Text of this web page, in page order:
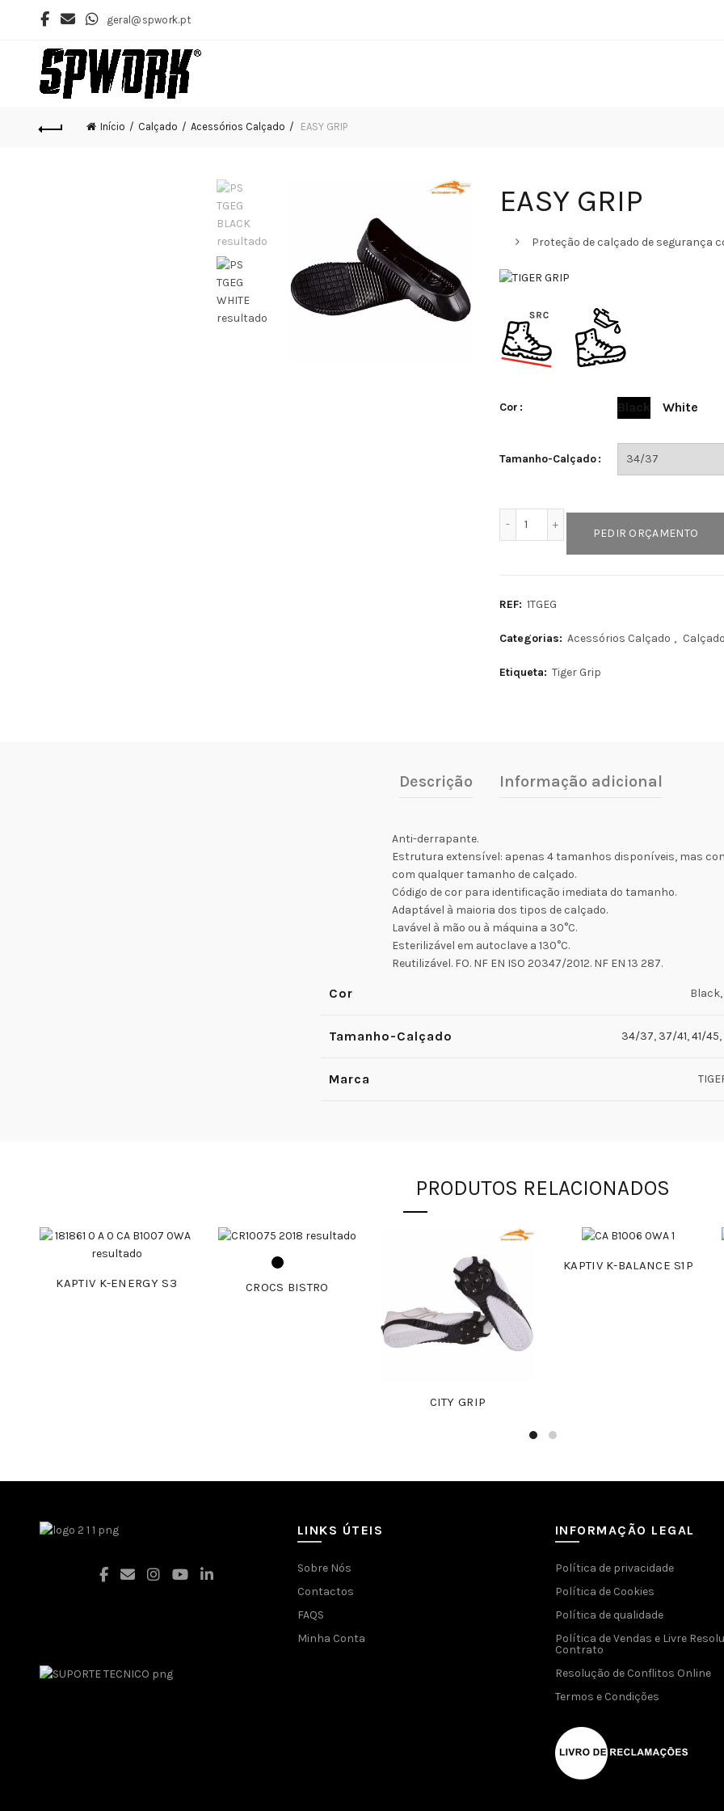
geral@spwork.pt
Início Calçado Acessórios Calçado EASY GRIP
EASY GRIP
Proteção de calçado de segurança
Cor Black White
Tamanho-Calçado
Quantidade de EASY GRIP
PEDIR ORÇAMENTO
REF: 1TGEG
Categorias: Acessórios Calçado , Calçado
Etiqueta: Tiger Grip
Descrição Informação adicional
Anti-derrapante.
Estrutura extensível: apenas 4 tamanhos disponíveis, mas
com qualquer tamanho de calçado.
Código de cor para identificação imediata do tamanho.
Adaptável à maioria dos tipos de calçado.
Lavável à mão ou à máquina a 30°C.
Esterilizável em autoclave a 130°C.
Reutilizável. FO. NF EN ISO 20347/2012. NF EN 13 287.
Cor
Tamanho-Calçado 34/37, 37/41,41/45,
Marca
PRODUTOS RELACIONADOS
KAPTIV K-ENERGY S3 CROCS BISTRO
CITY GRIP
KAPTIV K-BALANCE S1P
LINKS ÚTEIS
Sobre Nós
Contactos
FAQS
Minha Conta
INFORMAÇÃO LEGAL
Política de privacidade
Política de Cookies
Política de qualidade
Política de Vendas e Livre
Contrato
Resolução de Conflitos Online
Termos e Condições